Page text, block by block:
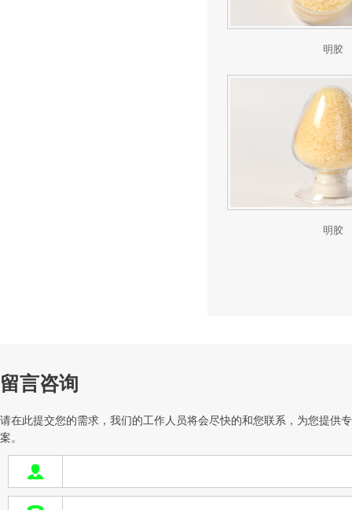
明胶
明胶
留言咨询
请在此提交您的需求，我们的工作人员将会尽快的和您联系，为您提供
案。